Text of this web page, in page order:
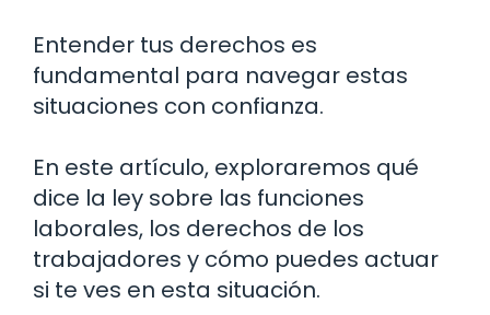
Entender tus derechos es
fundamental para navegar estas
situaciones con confianza.
En este artículo, exploraremos qué
dice la ley sobre las funciones
laborales, los derechos de los
trabajadores y cómo puedes actuar
si te ves en esta situación.